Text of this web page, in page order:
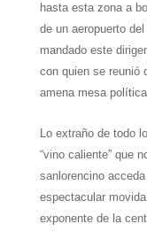
hasta esta zona a
de un aeropuerto
mandado este
con quien se reunió
amena mesa
Lo extraño de todo
“vino caliente” que
sanlorencino
espectacular
exponente de la